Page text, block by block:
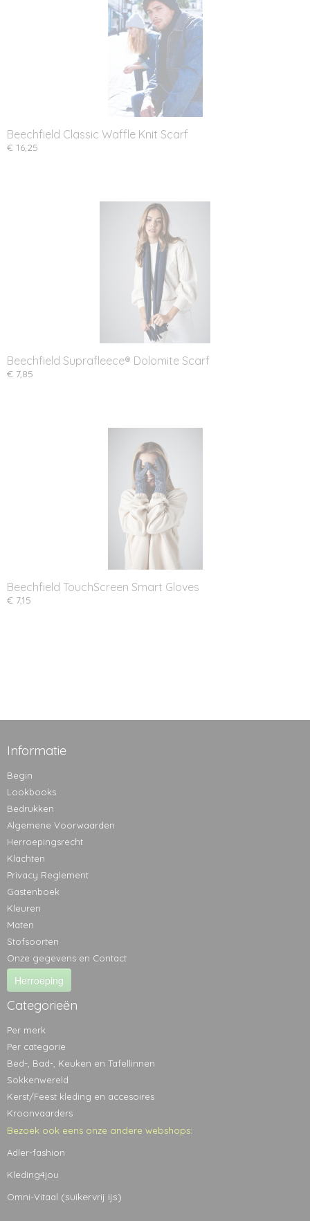
Beechfield Classic Waffle Knit Scarf
€ 16,25
Beechfield Suprafleece® Dolomite Scarf
€ 7,85
Beechfield TouchScreen Smart Gloves
€ 7,15
Informatie
Begin
Lookbooks
Bedrukken
Algemene Voorwaarden
Herroepingsrecht
Klachten
Privacy Reglement
Gastenboek
Kleuren
Maten
Stofsoorten
Onze gegevens en Contact
Herroeping
Categorieën
Per merk
Per categorie
Bed-, Bad-, Keuken en Tafellinnen
Sokkenwereld
Kerst/Feest kleding en accesoires
Kroonvaarders
Bezoek ook eens onze andere webshops:
Adler-fashion
Kleding4jou
Omni-Vitaal (suikervrij ijs)